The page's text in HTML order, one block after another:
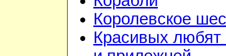
Королевское
Красивых